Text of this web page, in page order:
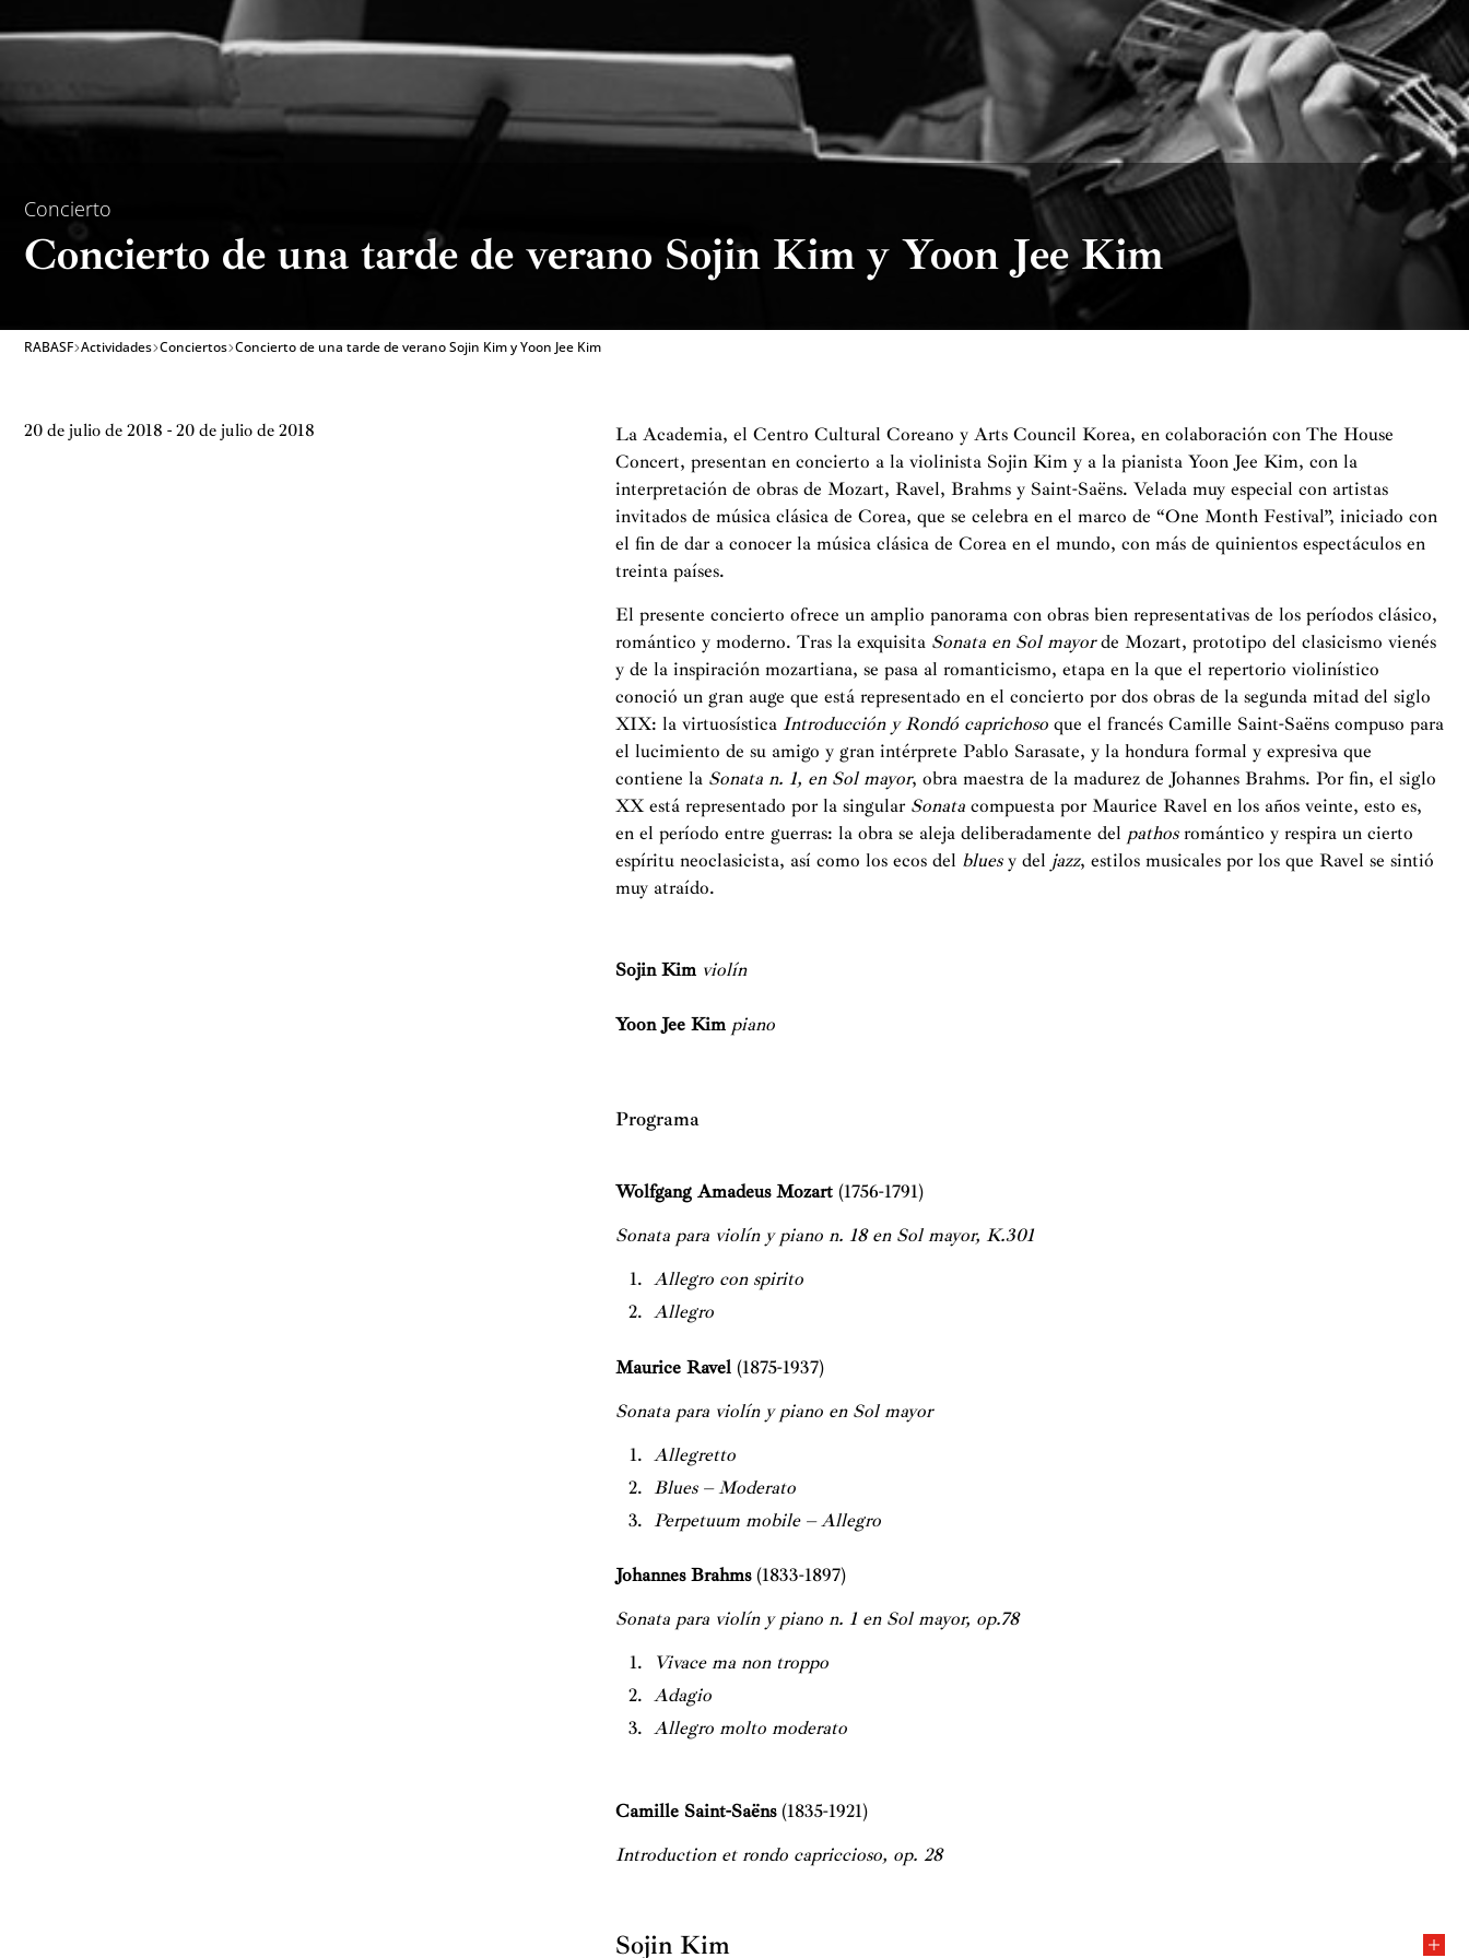
Concierto
Concierto de una tarde de verano Sojin Kim y Yoon Jee Kim
RABASF Actividades Conciertos Concierto de una tarde de verano Sojin Kim y Yoon Jee Kim
20 de julio de 2018 - 20 de julio de 2018
La Academia, el Centro Cultural Coreano y Arts Council Korea, en colaboración con The House
Concert, presentan en concierto a la violinista Sojin Kim y a la pianista Yoon Jee Kim, con la
interpretación de obras de Mozart, Ravel, Brahms y Saint-Saëns. Velada muy especial con artistas
invitados de música clásica de Corea, que se celebra en el marco de “One Month Festival”, iniciado con
el fin de dar a conocer la música clásica de Corea en el mundo, con más de quinientos espectáculos en
treinta países.
El presente concierto ofrece un amplio panorama con obras bien representativas de los períodos clásico,
romántico y moderno. Tras la exquisita Sonata en Sol mayorde Mozart, prototipo del clasicismo vienés
y de la inspiración mozartiana, se pasa al romanticismo, etapa en la que el repertorio violinístico
conoció un gran auge que está representado en el concierto por dos obras de la segunda mitad del siglo
XIX: la virtuosísticaIntroducción y Rondó caprichosoque el francés Camille Saint-Saëns compuso para
el lucimiento de su amigo y gran intérprete Pablo Sarasate, y la hondura formal y expresiva que
contiene la Sonata n. 1, en Sol mayor, obra maestra de la madurez de Johannes Brahms. Por fin, el siglo
XX está representado por la singular Sonata compuesta por Maurice Ravel en los años veinte, esto es,
en el período entre guerras: la obra se aleja deliberadamente del pathosromántico y respira un cierto
espíritu neoclasicista, así como los ecos del bluesy del jazz, estilos musicales por los que Ravel se sintió
muy atraído.
Sojin Kim violín
Yoon Jee Kim piano
Programa
Wolfgang Amadeus Mozart (1756-1791)
Sonata para violín y piano n. 18 en Sol mayor, K.301
Allegro con spirito
Allegro
Maurice Ravel (1875-1937)
Sonata para violín y piano en Sol mayor
Allegretto
Blues – Moderato
Perpetuum mobile – Allegro
Johannes Brahms (1833-1897)
Sonata para violín y piano n. 1 en Sol mayor, op.78
Vivace ma non troppo
Adagio
Allegro molto moderato
Camille Saint-Saëns (1835-1921)
Introduction et rondo capriccioso, op. 28
Sojin Kim